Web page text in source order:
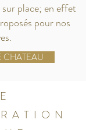
place; en effet
pour nos
CHATEAU